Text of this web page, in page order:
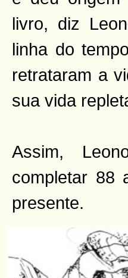
livro, diz
linha do
retrataram a
sua vida
Assim,
completar 88
presente.